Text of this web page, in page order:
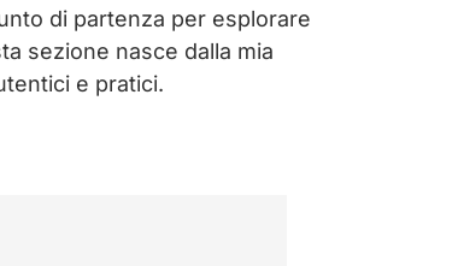
di partenza per esplorare
sezione nasce dalla mia
e pratici.